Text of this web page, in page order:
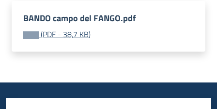
BANDO campo del FANGO.pdf
(PDF - 38,7 KB)